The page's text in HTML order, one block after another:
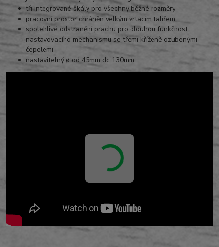
tři integrované škály pro všechny běžné rozměry
pracovní prostor chráněn velkým vrtacím talířem
spolehlivé odstranění prachu pro dlouhou funkčnost
nastavovacího mechanismu se třemi kříženě ozubenými
čepelemi
nastavitelný ø od 45mm do 130mm